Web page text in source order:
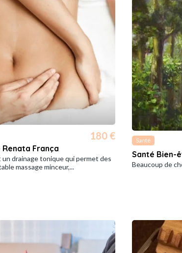
França
180 €
drainage tonique qui permet des
massage minceur,...
Santé
Santé Bien-
Beaucoup de